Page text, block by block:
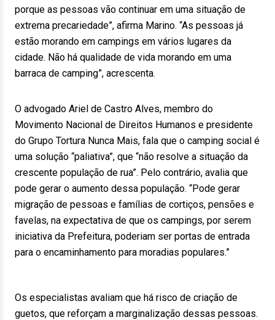
porque as pessoas vão continuar em uma situação de
extrema precariedade”, afirma Marino. “As pessoas já
estão morando em campings em vários lugares da
cidade. Não há qualidade de vida morando em uma
barraca de camping”, acrescenta.
O advogado Ariel de Castro Alves, membro do
Movimento Nacional de Direitos Humanos e presidente
do Grupo Tortura Nunca Mais, fala que o camping social é
uma solução “paliativa”, que “não resolve a situação da
crescente população de rua”. Pelo contrário, avalia que
pode gerar o aumento dessa população. “Pode gerar
migração de pessoas e famílias de cortiços, pensões e
favelas, na expectativa de que os campings, por serem
iniciativa da Prefeitura, poderiam ser portas de entrada
para o encaminhamento para moradias populares.”
Os especialistas avaliam que há risco de criação de
guetos, que reforçam a marginalização dessas pessoas.